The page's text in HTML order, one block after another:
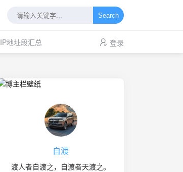
Search
IP地址段汇总 登录
自渡
渡人者自渡之，自渡者天渡之。